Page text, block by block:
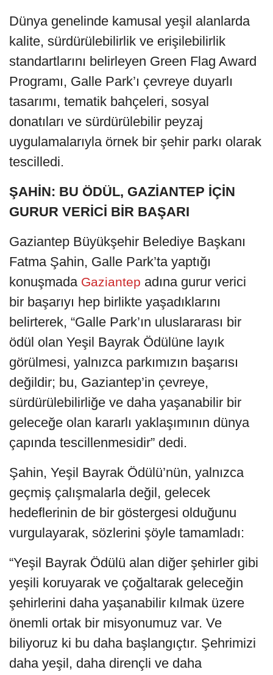
Dünya genelinde kamusal yeşil alanlarda
kalite, sürdürülebilirlik ve erişilebilirlik
standartlarını belirleyen Green Flag Award
Programı, Galle Park’ı çevreye duyarlı
tasarımı, tematik bahçeleri, sosyal
donatıları ve sürdürülebilir peyzaj
uygulamalarıyla örnek bir şehir parkı olarak
tescilledi.
ŞAHİN: BU ÖDÜL, GAZİANTEP İÇİN
GURUR VERİCİ BİR BAŞARI
Gaziantep Büyükşehir Belediye Başkanı
Fatma Şahin, Galle Park’ta yaptığı
konuşmada Gaziantep adına gurur verici
bir başarıyı hep birlikte yaşadıklarını
belirterek, “Galle Park’ın uluslararası bir
ödül olan Yeşil Bayrak Ödülüne layık
görülmesi, yalnızca parkımızın başarısı
değildir; bu, Gaziantep’in çevreye,
sürdürülebilirliğe ve daha yaşanabilir bir
geleceğe olan kararlı yaklaşımının dünya
çapında tescillenmesidir” dedi.
Şahin, Yeşil Bayrak Ödülü’nün, yalnızca
geçmiş çalışmalarla değil, gelecek
hedeflerinin de bir göstergesi olduğunu
vurgulayarak, sözlerini şöyle tamamladı:
“Yeşil Bayrak Ödülü alan diğer şehirler gibi
yeşili koruyarak ve çoğaltarak geleceğin
şehirlerini daha yaşanabilir kılmak üzere
önemli ortak bir misyonumuz var. Ve
biliyoruz ki bu daha başlangıçtır. Şehrimizi
daha yeşil, daha dirençli ve daha